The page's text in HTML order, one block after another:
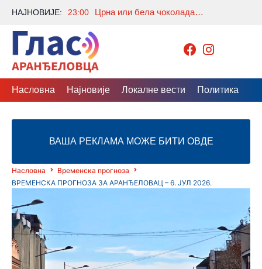
НАЈНОВИЈЕ: 23:00 Црна или бела чоколада – која је здравији избор? Разлика ће многе изненадити
Насловна Најновије Локалне вести Политика
ВАША РЕКЛАМА МОЖЕ БИТИ ОВДЕ
Насловна
Временска прогноза
ВРЕМЕНСКА ПРОГНОЗА ЗА АРАНЂЕЛОВАЦ – 6. ЈУЛ 2026.